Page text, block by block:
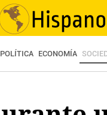
POLÍTICA ECONOMÍA